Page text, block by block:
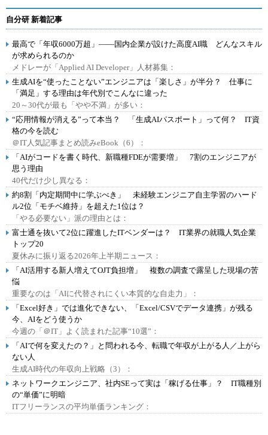
自分研 新着記事
最高で「年収6000万超」――国内企業が設けた高度AI職 どんなスキル
が求められるのか
メドレーが「Applied AI Developer」人材募集：
生成AIを“使ったことない”エンジニアは「楽しさ」が半分？ 仕事に
「満足」する理由は年代別でこんなに違った
20～30代が最も「やや不満」が多い：
“応用情報が消える”って本当？ 「生成AIパスポート」って何？ IT資
格の今を読む
＠IT人気記事まとめ読みeBook（6）：
「AIがコードを書く時代、新職種FDEが需要増」 7割のエンジニアが
思う理由
40代だけ少し異なる：
約8割「内定期間中に学ぶべき」 未経験エンジニア自主学習のハード
ル2位「モチベ維持」を超えた1位は？
「やる必要ない」派の理由とは：
富士通を抜いて2位に躍進したITベンダーは？ IT業界の就職人気企業
トップ20
夏休みに振り返る2026年上半期ニュース：
「AI活用する新人増えてOJT負担増」 複数の調査で露呈した現場の苦
悩
重要なのは「AIに代替されにくい本質的な自走力」：
「Excel好き」では進化できない、「Excel/CSVでデータ連携」が残る
今、AIをどう使うか
今週の「＠IT」よく読まれた記事“10選”：
「AIで何を変えたの？」と問われる今、転職で年収が上がる人／上がら
ない人
生成AI時代の年収向上戦略（3）：
ネットワークエンジニア、社内SEって実は「稼げる仕事」？ IT職種別
の“単価”に明暗
ITフリーランスの平均単価ランキング：